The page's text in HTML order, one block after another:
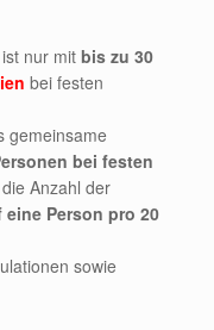
nur mit bis zu 30
bei festen
gemeinsame
bei festen
Anzahl der
eine Person pro 20
sowie